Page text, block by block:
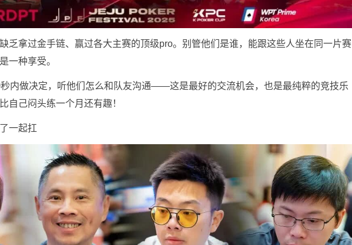
乏拿过金手链、赢过各大主赛的顶级pro。别管他们是谁，能跟这些人坐在同一片赛
一种享受。
内做决定，听他们怎么和队友沟通——这是最好的交流机会，也是最纯粹的竞技乐
自己闷头练一个月还有趣！
一起扛